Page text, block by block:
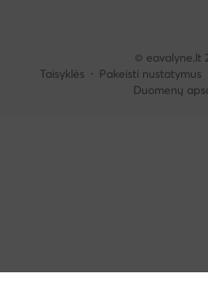
© eavalyne.lt
Taisyklės
Pakeisti nustatymus
Duomenų